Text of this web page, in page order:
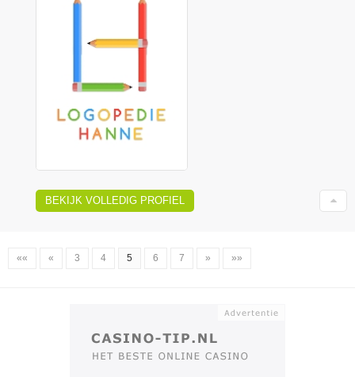
BEKIJK VOLLEDIG PROFIEL
«« « 3 4 5 6 7 » »»